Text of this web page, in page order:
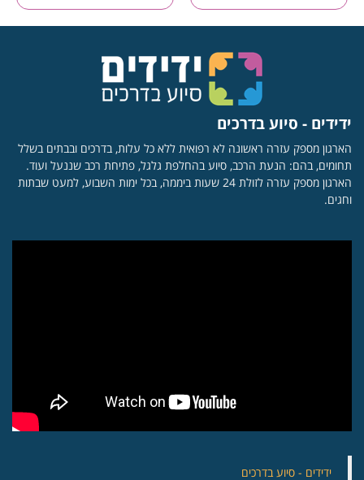
ידידים - סיוע בדרכים
הארגון מספק עזרה ראשונה לא רפואית ללא כל עלות, בדרכים ובבתים בשלל
תחומים, בהם: הנעת הרכב, סיוע בהחלפת גלגל, פתיחת רכב שננעל ועוד.
הארגון מספק עזרה לזולת 24 שעות ביממה, בכל ימות השבוע, למעט שבתות
וחגים.
‏ידידים - סיוע בדרכים